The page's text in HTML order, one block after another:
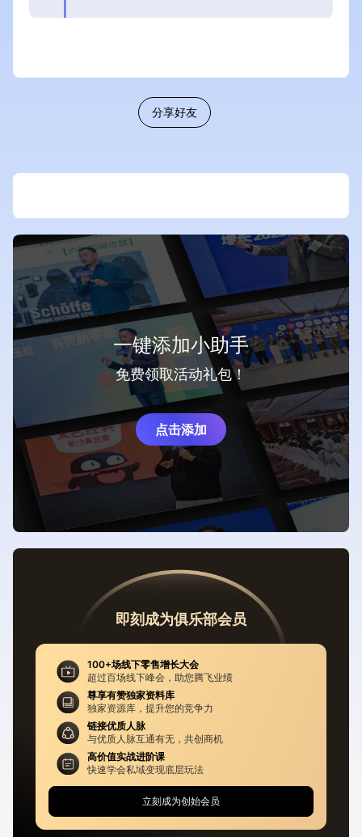
分享好友
一键添加小助手
免费领取活动礼包！
点击添加
即刻成为俱乐部会员
100+场线下零售增长大会
超过百场线下峰会，助您腾飞业绩
尊享有赞独家资料库
独家资源库，提升您的竞争力
链接优质人脉
与优质人脉互通有无，共创商机
高价值实战进阶课
快速学会私域变现底层玩法
立刻成为创始会员